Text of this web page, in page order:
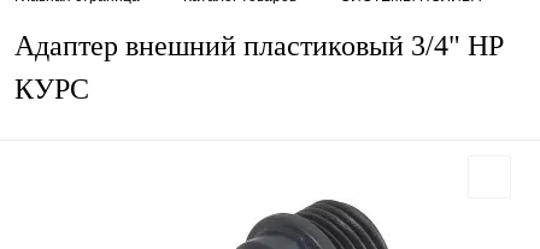
Адаптер внешний пластиковый 3/4" НР
КУРС